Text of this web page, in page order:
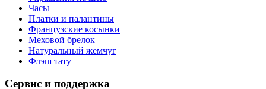
Часы
Платки и палантины
Французские косынки
Меховой брелок
Натуральный жемчуг
Флэш тату
Сервис и поддержка